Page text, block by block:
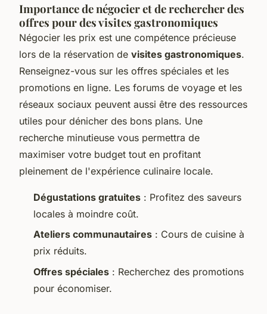
Importance de négocier et de rechercher des
offres pour des visites gastronomiques
Négocier les prix est une compétence précieuse
lors de la réservation de visites gastronomiques.
Renseignez-vous sur les offres spéciales et les
promotions en ligne. Les forums de voyage et les
réseaux sociaux peuvent aussi être des ressources
utiles pour dénicher des bons plans. Une
recherche minutieuse vous permettra de
maximiser votre budget tout en profitant
pleinement de l'expérience culinaire locale.
Dégustations gratuites : Profitez des saveurs
locales à moindre coût.
Ateliers communautaires : Cours de cuisine à
prix réduits.
Offres spéciales : Recherchez des promotions
pour économiser.